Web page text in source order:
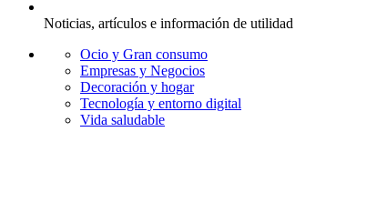
Noticias, artículos e información de utilidad
Ocio y Gran consumo
Empresas y Negocios
Decoración y hogar
Tecnología y entorno digital
Vida saludable